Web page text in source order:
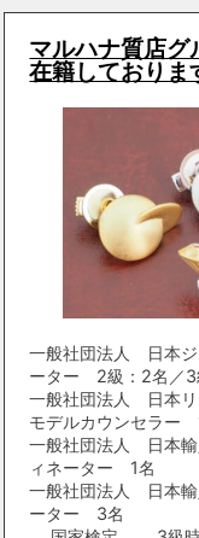
マルハナ質店グ
在籍しておりま
一般社団法人 日本
ーター 2級：2名／3
一般社団法人 日本
モデルカウンセラー
一般社団法人 日本
ィネーター 1名
一般社団法人 日本
ーター 3名